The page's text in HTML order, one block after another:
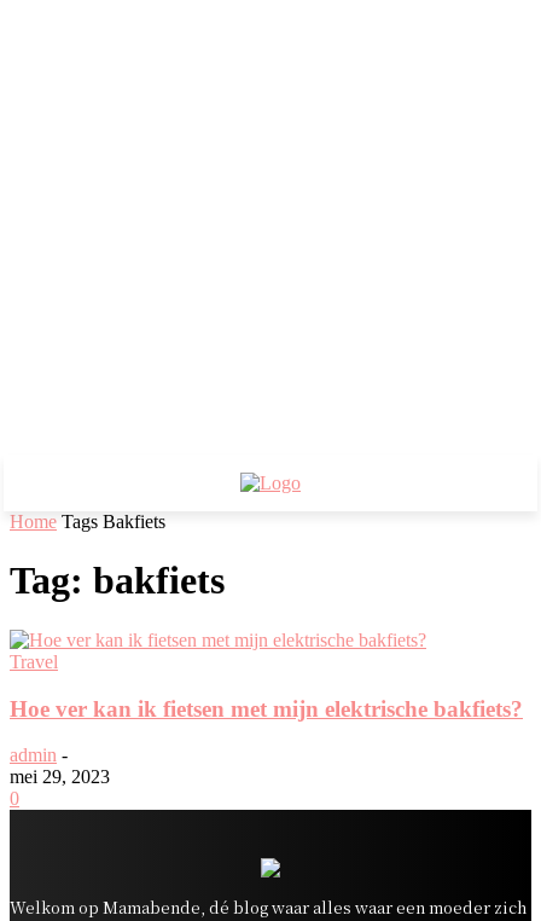
Home Tags Bakfiets
Tag: bakfiets
Travel
Hoe ver kan ik fietsen met mijn elektrische bakfiets?
admin -
mei 29, 2023
0
Welkom op Mamabende, dé blog waar alles waar een moeder zich